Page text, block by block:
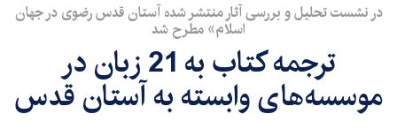
در نشست تحلیل و بررسی آثار منتشر شده آستان قدس رضوی در جهان
اسلام» مطرح شد
ترجمه کتاب به 21 زبان در
موسسه‌های وابسته به آستان قدس